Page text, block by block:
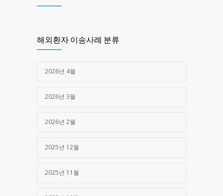
2025년 03월 28일
2025년 05월 16일
해외환자 이송사례 분류
2026년 4월
2026년 3월
2026년 2월
2025년 12월
2025년 11월